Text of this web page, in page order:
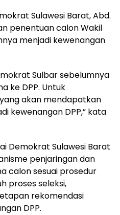
Sulawesi Barat, Abd.
penentuan calon Wakil
menjadi kewenangan
Sulbar sebelumnya
ke DPP. Untuk
akan mendapatkan
kewenangan DPP,” kata
Demokrat Sulawesi Barat
penjaringan dan
calon sesuai prosedur
proses seleksi,
rekomendasi
DPP.